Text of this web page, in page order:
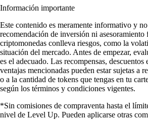
Información importante
Este contenido es meramente informativo y
recomendación de inversión ni
criptomonedas conlleva riesgos, como la
situación del mercado. Antes de empezar,
es el adecuado. Las recompensas,
ventajas mencionadas pueden estar sujetas a
o a la cantidad de tokens que tengas en tu
según los términos y condiciones vigentes.
*Sin comisiones de compraventa hasta el
nivel de Level Up. Pueden aplicarse otras